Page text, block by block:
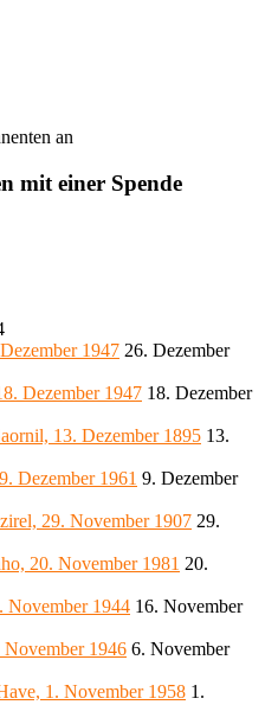
an
mit einer Spende
1947 26. Dezember
Dezember 1947 18. Dezember
13. Dezember 1895 13.
Dezember 1961 9. Dezember
29. November 1907 29.
20. November 1981 20.
November 1944 16. November
November 1946 6. November
1. November 1958 1.